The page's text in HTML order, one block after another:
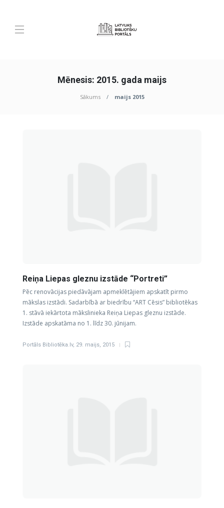
Mēnesis: 2015. gada maijs
Sākums maijs 2015
Reiņa Liepas gleznu izstāde “Portreti”
Pēc renovācijas piedāvājam apmeklētājiem apskatīt pirmo
mākslas izstādi. Sadarbībā ar biedrību “ART Cēsis” bibliotēkas
1. stāvā iekārtota mākslinieka Reiņa Liepas gleznu izstāde.
Izstāde apskatāma no 1. līdz 30. jūnijam.
Portāls Bibliotēka.lv, 29. maijs, 2015